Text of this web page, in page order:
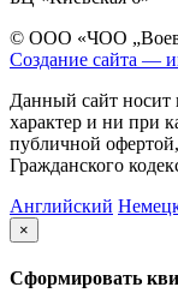
© ООО «ЧОО
Создание сайта —
Данный сайт
характер и ни при
публичной
Гражданского
Английский
×
Сформировать